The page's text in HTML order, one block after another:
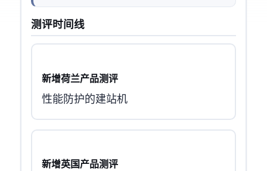
测评时间线
新增荷兰产品测评
性能+DDOS防护的建站机
新增英国产品测评